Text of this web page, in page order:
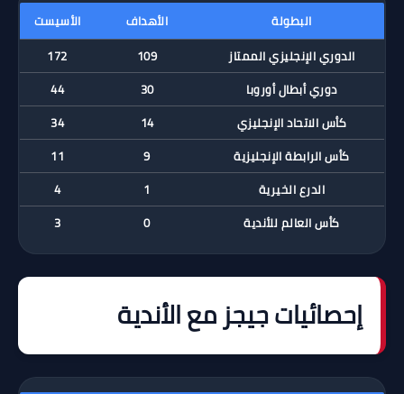
البطولة الأهداف
الأسيست
الدوري الإنجليزي الممتاز
109
172
دوري أبطال أوروبا
كأس الاتحاد الإنجليزي
كأس الرابطة الإنجليزية
الدرع الخيرية
كأس العالم للأندية
إحصائيات جيجز مع الأندية